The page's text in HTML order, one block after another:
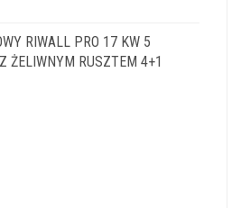
RIWALL PRO 17 KW 5
ŻELIWNYM RUSZTEM 4+1